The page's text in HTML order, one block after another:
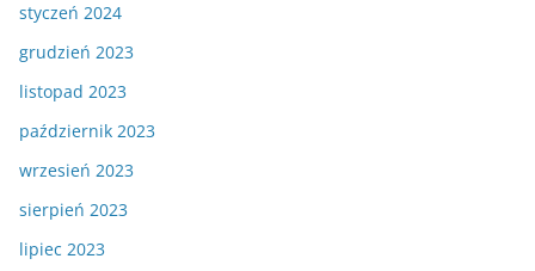
styczeń 2024
grudzień 2023
listopad 2023
październik 2023
wrzesień 2023
sierpień 2023
lipiec 2023